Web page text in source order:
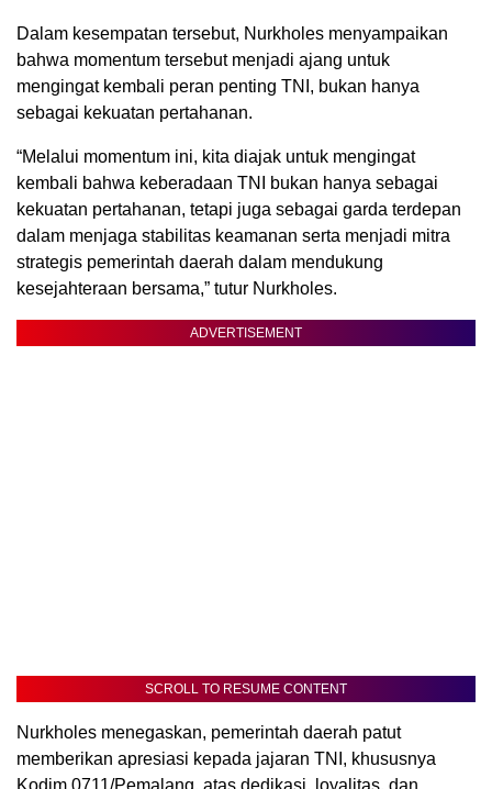
Dalam kesempatan tersebut, Nurkholes menyampaikan
bahwa momentum tersebut menjadi ajang untuk
mengingat kembali peran penting TNI, bukan hanya
sebagai kekuatan pertahanan.
“Melalui momentum ini, kita diajak untuk mengingat
kembali bahwa keberadaan TNI bukan hanya sebagai
kekuatan pertahanan, tetapi juga sebagai garda terdepan
dalam menjaga stabilitas keamanan serta menjadi mitra
strategis pemerintah daerah dalam mendukung
kesejahteraan bersama,” tutur Nurkholes.
ADVERTISEMENT
SCROLL TO RESUME CONTENT
Nurkholes menegaskan, pemerintah daerah patut
memberikan apresiasi kepada jajaran TNI, khususnya
Kodim 0711/Pemalang, atas dedikasi, loyalitas, dan